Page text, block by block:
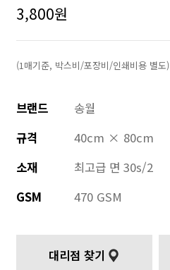
3,800원
(1매기준, 박스비/포장비/인쇄비용 별도)
브랜드
송월
규격
40cm × 80cm
소재
최고급 면 30s/2
GSM
470 GSM
대리점 찾기